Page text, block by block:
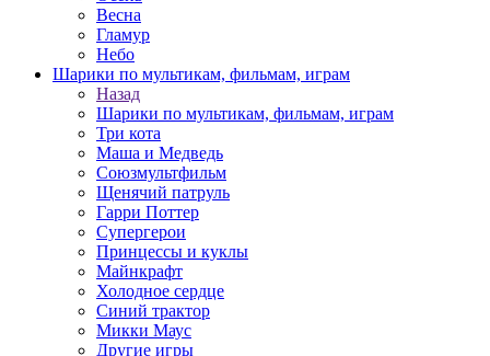
Весна
Гламур
Небо
Шарики по мультикам, фильмам, играм
Назад
Шарики по мультикам, фильмам, играм
Три кота
Маша и Медведь
Союзмультфильм
Щенячий патруль
Гарри Поттер
Супергерои
Принцессы и куклы
Майнкрафт
Холодное сердце
Синий трактор
Микки Маус
Другие игры